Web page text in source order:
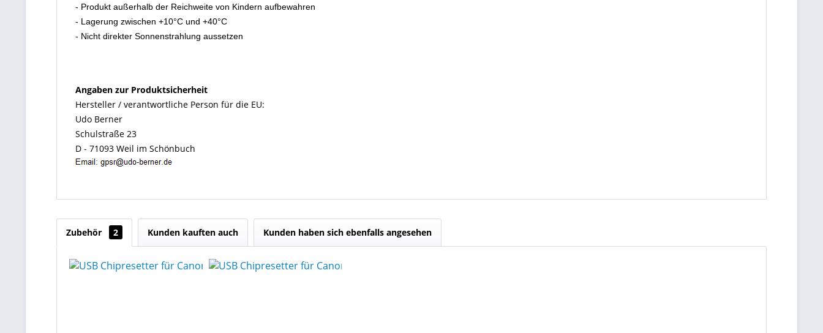
- Produkt außerhalb der Reichweite von Kindern aufbewahren
- Lagerung zwischen +10°C und +40°C
- Nicht direkter Sonnenstrahlung aussetzen
Angaben zur Produktsicherheit
Hersteller / verantwortliche Person für die EU:
Udo Berner
Schulstraße 23
D - 71093 Weil im Schönbuch
Zubehör 2 Kunden kauften auch Kunden haben sich ebenfalls angesehen